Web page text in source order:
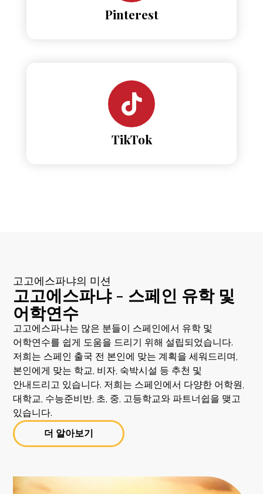
Pinterest
TikTok
고고에스파냐의 미션
고고에스파냐 - 스페인 유학 및
어학연수
고고에스파냐는 많은 분들이 스페인에서 유학 및
어학연수를 쉽게 도움을 드리기 위해 설립되었습니다.
저희는 스페인 출국 전 본인에 맞는 계획을 세워드리며,
본인에게 맞는 학교, 비자, 숙박시설 등 추천 및
안내드리고 있습니다. 저희는 스페인에서 다양한 어학원,
대학교, 수능준비반, 초, 중, 고등학교와 파트너쉽을 맺고
있습니다.
더 알아보기